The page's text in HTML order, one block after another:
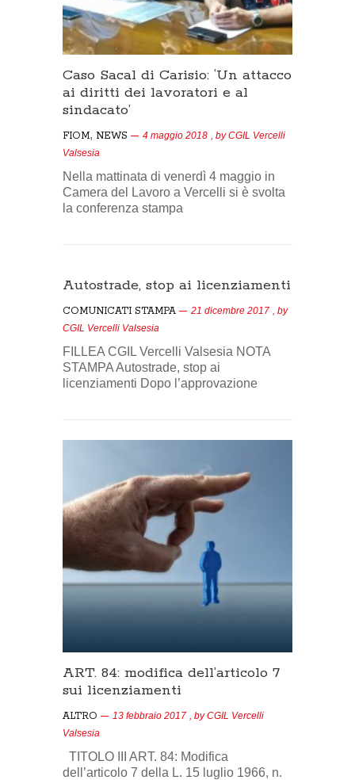
Caso Sacal di Carisio: ‘Un attacco
ai diritti dei lavoratori e al
sindacato’
FIOM, NEWS 4 maggio 2018 , byCGIL Vercelli
Valsesia
Nella mattinata di venerdì 4 maggio in
Camera del Lavoro a Vercelli si è svolta
la conferenza stampa
Autostrade, stop ai licenziamenti
COMUNICATI STAMPA 21 dicembre 2017 , by
CGIL Vercelli Valsesia
FILLEA CGIL Vercelli Valsesia NOTA
STAMPA Autostrade, stop ai
licenziamenti Dopo l’approvazione
ART. 84: modifica dell’articolo 7
sui licenziamenti
ALTRO 13 febbraio 2017 , byCGIL Vercelli
Valsesia
TITOLO III ART. 84: Modifica
dell’articolo 7 della L. 15 luglio 1966, n.